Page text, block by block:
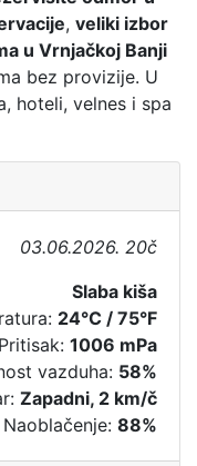
, veliki izbor
u Vrnjačkoj Banji
bez provizije. U
hoteli, velnes i spa
03.06.2026. 20č
Slaba kiša
24°C / 75°F
Pritisak: 1006 mPa
vazduha: 58%
Zapadni, 2 km/č
Naoblačenje: 88%